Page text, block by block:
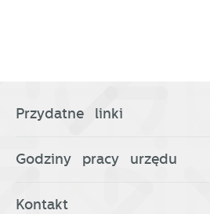
Przydatne linki
Godziny pracy urzędu
Kontakt